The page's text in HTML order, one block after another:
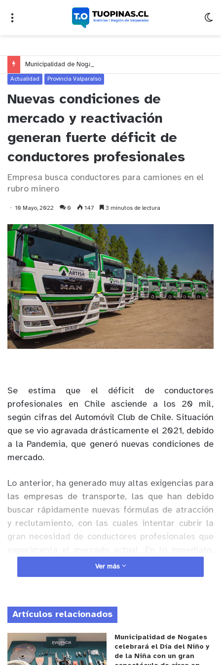
Actualidad Provincia Valparaíso
Nuevas condiciones de
mercado y reactivación
generan fuerte déficit de
conductores profesionales
Empresa busca conductores para camiones en el
rubro minero
10 Mayo, 2022 0 147 3 minutos de lectura
Se estima que el déficit de conductores
profesionales en Chile asciende a los 20 mil,
según cifras del Automóvil Club de Chile. Situación
que se vio agravada drásticamente el 2021, debido
a la Pandemia, que generó nuevas condiciones de
mercado.
Lo anterior, ha generado muy altas exigencias para
las empresas de transporte, las que han debido
buscar rápidamente nuevas fórmulas de atracción
y reclutamiento, con las cuales intentar cubrir la
gran necesidad de conductores profesionales que
las empresas del rubro han debido hacer que sus
sueldos sean más atractivos, al igual que los
“La pandemia llevó a que las personas y empresas
prefirieran métodos de compra más seguros y con
Ver más
Artículos relacionados
Municipalidad de Nogales
celebrará el Día del Niño y
de la Niña con un gran